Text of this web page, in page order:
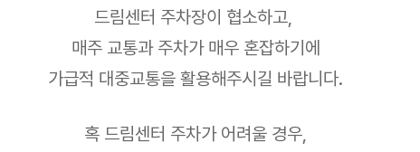
드림센터 주차장이 협소하고,
매주 교통과 주차가 매우 혼잡하기에
가급적 대중교통을 활용해주시길 바랍니다.
혹 드림센터 주차가 어려울 경우,